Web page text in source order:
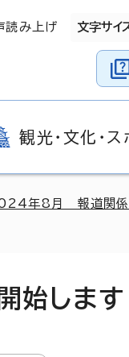
読み上げ 文字サイ
観光・文化・ス
年8月 報道関係
始します